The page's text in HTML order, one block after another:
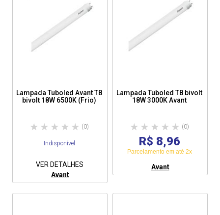
Lampada Tuboled Avant T8
bivolt 18W 6500K (Frio)
(0)
Indisponível
VER DETALHES
Avant
Lampada Tuboled T8 bivolt
18W 3000K Avant
(0)
R$ 8,96
Parcelamento em até 2x
Avant